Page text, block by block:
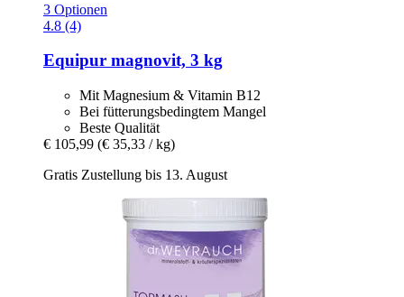
3 Optionen
4.8 (4)
Equipur magnovit, 3 kg
Mit Magnesium & Vitamin B12
Bei fütterungsbedingtem Mangel
Beste Qualität
€ 105,99 (€ 35,33 / kg)
Gratis Zustellung bis 13. August